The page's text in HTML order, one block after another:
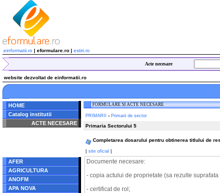
einformatii.ro | eformulare.ro | estiri.ro
Acte necesare
website dezvoltat de einformatii.ro
HOME
Catalog institutii
ACTE NECESARE
/home/eformulare.ro/public_html/navigare/stanga.php
AFER
AGRICULTURA
ANOFM
APA NOVA
FORMULARE SI ACTE NECESARE
PRIMARII - Primarii de sector
Primaria Sectorului 5
Completarea dosarului pentru obtinerea titlului de
| site oficial |
Documente necesare:
- copia actului de proprietate (sa rezulte
- certificat de rol;